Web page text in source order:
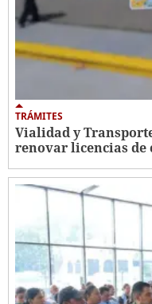
TRÁMITES
Vialidad y
renovar licencias de